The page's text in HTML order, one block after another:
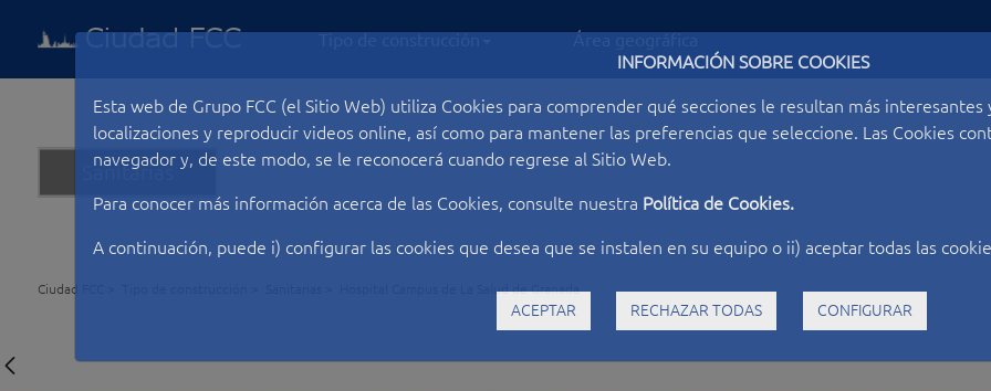
INFORMACIÓN SOBRE COOKIES
Esta web de Grupo FCC (el Sitio Web) utiliza Cookies para comprender qué secciones le resultan más
localizaciones y reproducir videos online, así como para mantener las preferencias que seleccione. Las Cookies
navegador y, de este modo, se le reconocerá cuando regrese al Sitio Web.
Para conocer más información acerca de las Cookies, consulte nuestra Política de Cookies.
A continuación, puede i) configurar las cookies que desea que se instalen en su equipo o ii) aceptar todas las
ACEPTAR RECHAZAR TODAS CONFIGURAR
Sanitarias
Ciudad FCC Hospital Campus de La Salud de Granada